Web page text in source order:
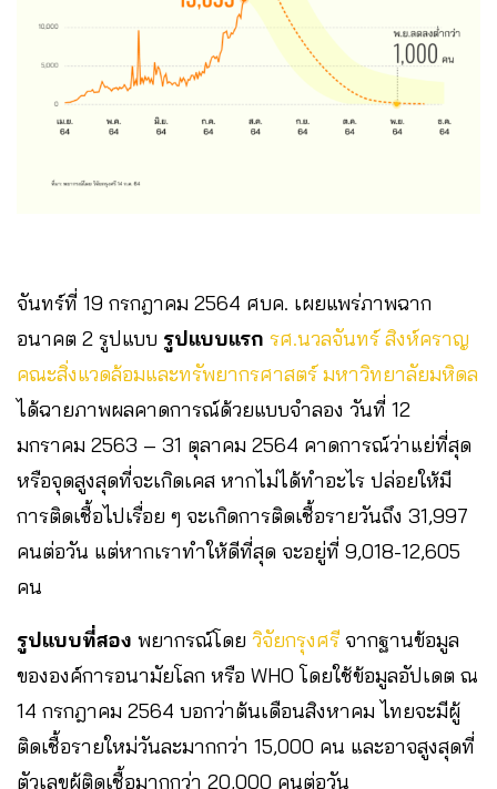
จันทร์ที่ 19 กรกฎาคม 2564 ศบค. เผยแพร่ภาพฉาก
อนาคต 2 รูปแบบ รูปแบบแรก รศ.นวลจันทร์ สิงห์คราญ
คณะสิ่งแวดล้อมและทรัพยากรศาสตร์ มหาวิทยาลัยมหิดล
ได้ฉายภาพผลคาดการณ์ด้วยแบบจำลอง วันที่ 12
มกราคม 2563 – 31 ตุลาคม 2564 คาดการณ์ว่าแย่ที่สุด
หรือจุดสูงสุดที่จะเกิดเคส หากไม่ได้ทำอะไร ปล่อยให้มี
การติดเชื้อไปเรื่อย ๆ จะเกิดการติดเชื้อรายวันถึง 31,997
คนต่อวัน แต่หากเราทำให้ดีที่สุด จะอยู่ที่ 9,018-12,605
คน
รูปแบบที่สอง พยากรณ์โดย วิจัยกรุงศรี จากฐานข้อมูล
ขององค์การอนามัยโลก หรือ ​WHO โดยใช้ข้อมูลอัปเดต ณ
14 กรกฎาคม 2564 บอกว่าต้นเดือนสิงหาคม ไทยจะมีผู้
ติดเชื้อรายใหม่วันละมากกว่า 15,000 คน และอาจสูงสุดที่
ตัวเลขผู้ติดเชื้อมากกว่า 20,000 คนต่อวัน